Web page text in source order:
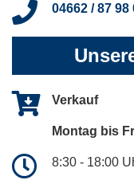
04662 / 87 98
Verkauf
Montag bis
8:30 - 18:00